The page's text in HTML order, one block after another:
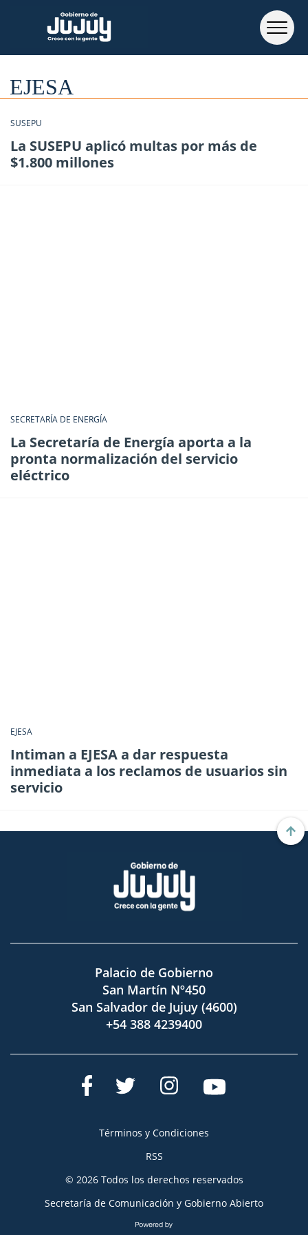
EJESA
SUSEPU
La SUSEPU aplicó multas por más de
$1.800 millones
SECRETARÍA DE ENERGÍA
La Secretaría de Energía aporta a la
pronta normalización del servicio
eléctrico
EJESA
Intiman a EJESA a dar respuesta
inmediata a los reclamos de usuarios sin
servicio
Palacio de Gobierno
San Martín Nº450
San Salvador de Jujuy (4600)
+54 388 4239400
Términos y Condiciones
RSS
© 2026 Todos los derechos reservados
Secretaría de Comunicación y Gobierno Abierto